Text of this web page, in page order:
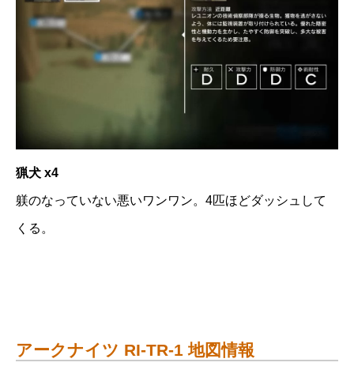
猟犬 x4
躾のなっていない悪いワンワン。4匹ほどダッシュして
くる。
アークナイツ RI-TR-1 地図情報